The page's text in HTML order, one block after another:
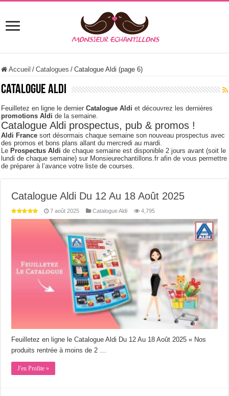
Accueil / Catalogues / Catalogue Aldi (page 6)
Catalogue Aldi
Feuilletez en ligne le dernierCatalogue Aldi et découvrez les dernières
promotions Aldi de la semaine.
Catalogue Aldi prospectus, pub & promos !
Aldi France sort désormais chaque semaine son nouveau prospectus avec
des promos et bons plans allant du mercredi au mardi.
Le Prospectus Aldi de chaque semaine est disponible 2 jours avant (soit le
lundi de chaque semaine) sur Monsieurechantillons.fr afin de vous permettre
de préparer à l’avance votre liste de courses.
Catalogue Aldi Du 12 Au 18 Août 2025
7 août 2025 Catalogue Aldi 4,795
Feuilletez en ligne le Catalogue Aldi Du 12 Au 18 Août 2025 « Nos
produits rentrée à moins de 2 …
J'en Profite »